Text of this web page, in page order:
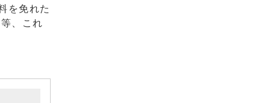
を免れた
、これ